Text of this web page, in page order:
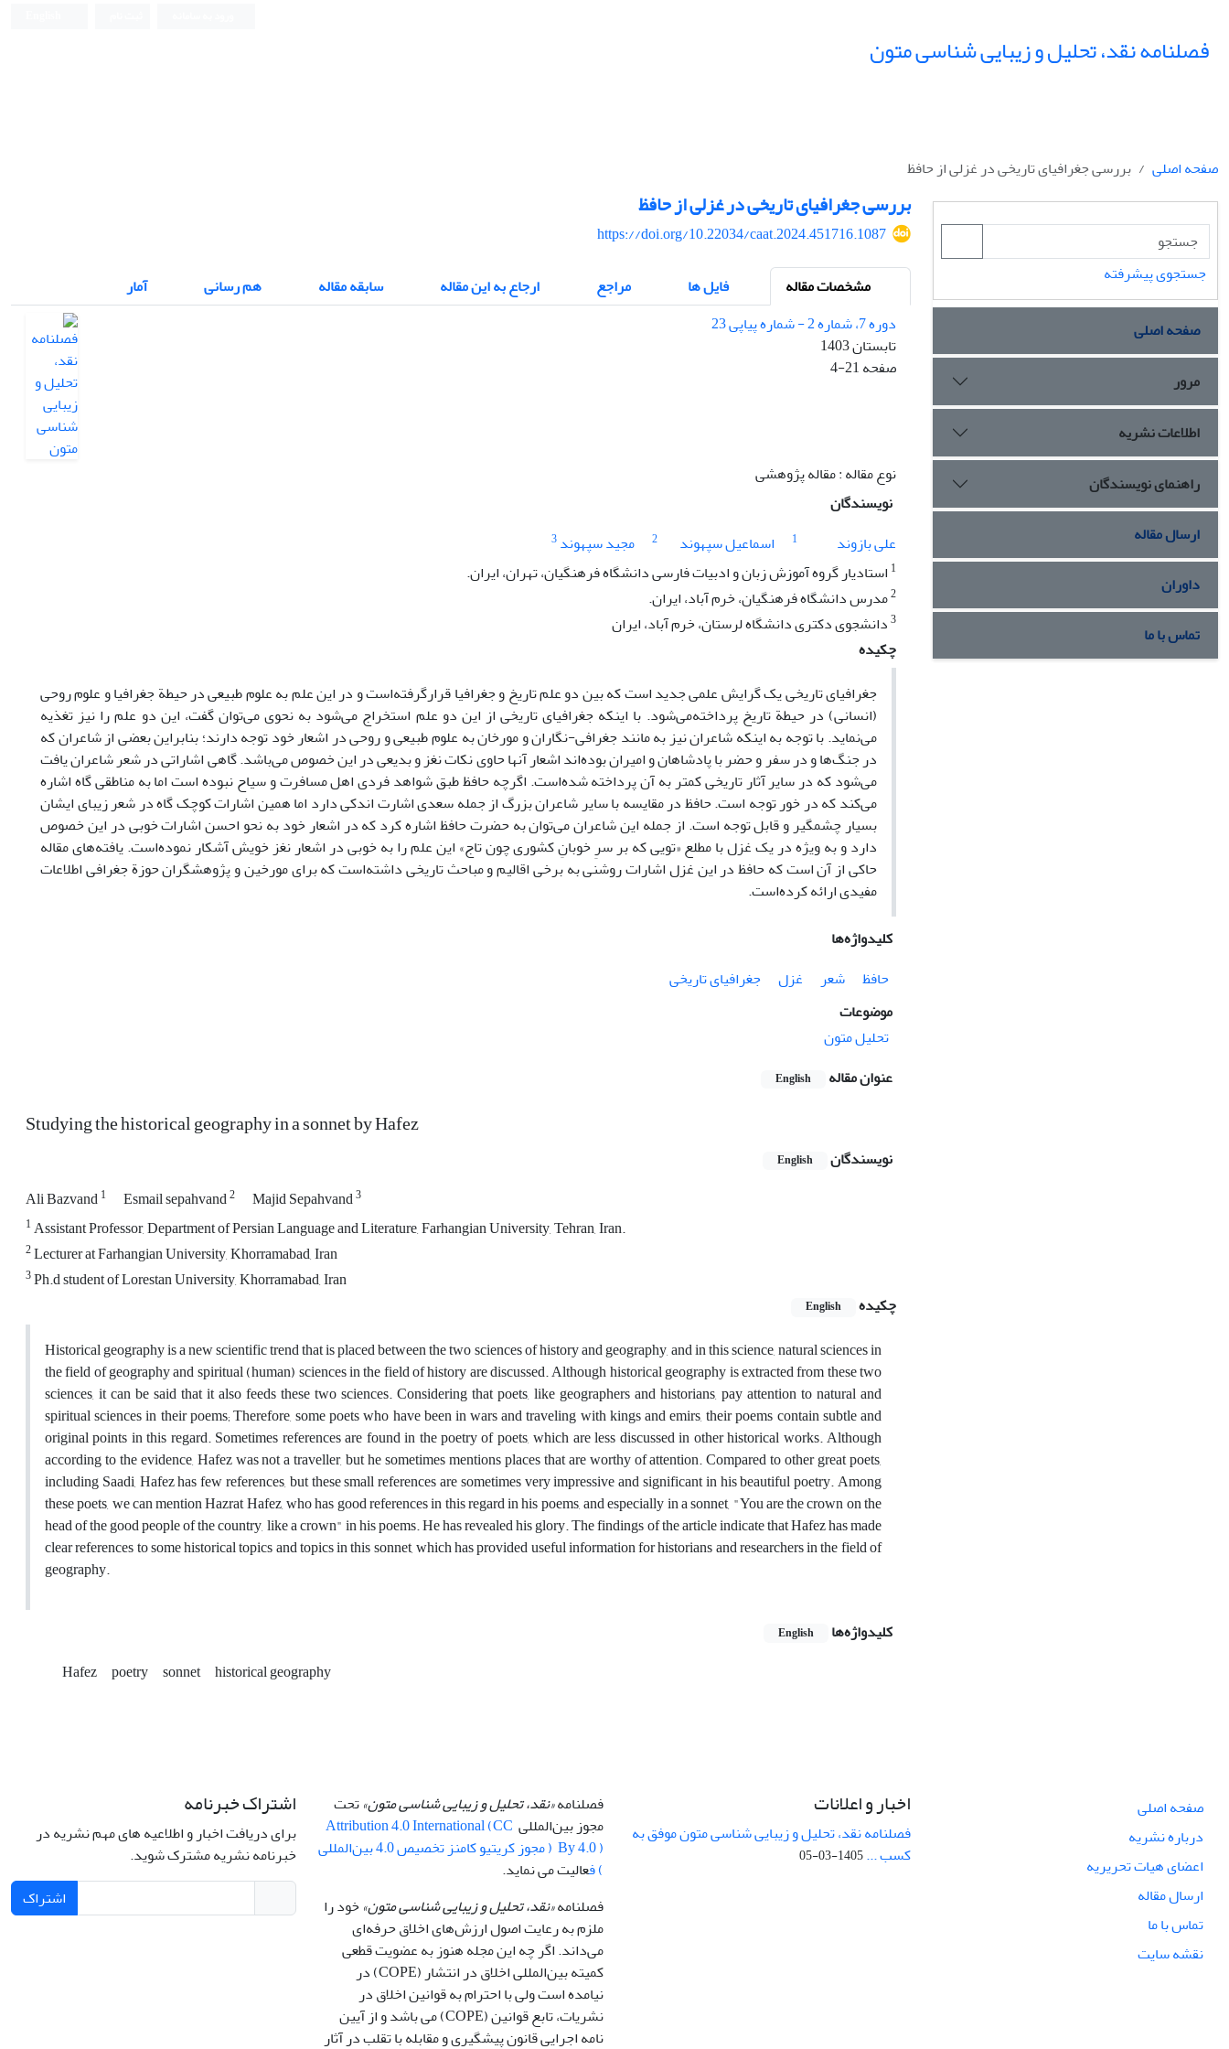
فصلنامه نقد، تحلیل و زیبایی شناسی متون
صفحه اصلی بررسی جغرافیای تاریخی در غزلی از حافظ
بررسی جغرافیای تاریخی در غزلی از حافظ
https://doi.org/10.22034/caat.2024.451716.1087
مشخصات مقاله
فایل ها مراجع ارجاع به این مقاله سابقه مقاله هم رسانی
آمار
دوره 7، شماره 2 - شماره پیاپی 23
تابستان 1403
صفحه4-21
نوع مقاله : مقاله پژوهشی
نویسندگان
علی بازوند
1 اسماعیل سپهوند 2 مجید سپهوند3
1 استادیار گروه آموزش زبان و ادبیات فارسی دانشگاه فرهنگیان، تهران، ایران.
2مدرس دانشگاه فرهنگیان، خرم آباد، ایران.
3دانشجوی دکتری دانشگاه لرستان، خرم آباد، ایران
چکیده
جغرافیای تاریخی یک گرایش علمی جدید است که بین دو علم تاریخ و جغرافیا قرارگرفته‌است و در این علم به علوم طبیعی در حیطة جغرافیا و علوم روحی
(انسانی) در حیطة تاریخ پرداخته‌می‌شود. با اینکه جغرافیای تاریخی از این دو علم استخراج می‌شود به نحوی می‌توان گفت، این دو علم را نیز تغذیه
می‌نماید. با توجه به اینکه شاعران نیز به ‌مانند جغرافی-نگاران و مورخان به علوم طبیعی و روحی در اشعار خود توجه دارند؛ بنابراین بعضی از شاعران که
در جنگ‌ها و در سفر و حضر با پادشاهان و امیران بوده‌اند اشعار آنها حاوی نکات نغز و بدیعی در این خصوص می‌باشد. گاهی اشاراتی در شعر شاعران یافت
می‌شود که در سایر آثار تاریخی کمتر به آن پرداخته شده‌است. اگرچه حافظ طبق شواهد فردی اهل مسافرت و سیاح نبوده است اما به مناطقی گاه اشاره
می‌کند که در خور توجه است. حافظ در مقایسه با سایر شاعران بزرگ از جمله سعدی اشارت اندکی دارد اما همین اشارات کوچک گاه در شعر زیبای ایشان
بسیار چشمگیر و قابل توجه است. از جمله این شاعران می‌توان به حضرت حافظ اشاره کرد که در اشعار خود به نحو احسن اشارات خوبی در این خصوص
دارد و به ویژه در یک غزل با مطلع «تویی که بر سرِ خوبانِ کشوری چون تاج» این علم را به خوبی در اشعار نغز خویش آشکار نموده‌است. یافته‌های مقاله
حاکی از آن است که حافظ در این غزل اشارات روشنی به برخی اقالیم و مباحث تاریخی داشته‌است که برای مورخین و پژوهشگران حوزة جغرافی اطلاعات
مفیدی ارائه کرده‌است.
کلیدواژه‌ها
حافظ
شعر غزل
جغرافیای تاریخی
موضوعات
تحلیل متون
عنوان مقاله
English
Studying the historical geography in a sonnet by Hafez
نویسندگان English
Ali Bazvand1 Esmail sepahvand2 Majid Sepahvand3
1Assistant Professor, Department of Persian Language and Literature, Farhangian University, Tehran, Iran.
2Lecturer at Farhangian University, Khorramabad, Iran
3Ph.d student of Lorestan University, Khorramabad, Iran
چکیده
English
Historical geography is a new scientific trend that is placed between the two sciences of history and geography, and in this science, natural sciences in
the field of geography and spiritual (human) sciences in the field of history are discussed. Although historical geography is extracted from these two
sciences, it can be said that it also feeds these two sciences. Considering that poets, like geographers and historians, pay attention to natural and
spiritual sciences in their poems; Therefore, some poets who have been in wars and traveling with kings and emirs, their poems contain subtle and
original points in this regard. Sometimes references are found in the poetry of poets, which are less discussed in other historical works. Although
according to the evidence, Hafez was not a traveller, but he sometimes mentions places that are worthy of attention. Compared to other great poets,
including Saadi, Hafez has few references, but these small references are sometimes very impressive and significant in his beautiful poetry. Among
these poets, we can mention Hazrat Hafez, who has good references in this regard in his poems, and especially in a sonnet, "You are the crown on the
head of the good people of the country, like a crown" in his poems. He has revealed his glory. The findings of the article indicate that Hafez has made
clear references to some historical topics and topics in this sonnet, which has provided useful information for historians and researchers in the field of
geography.
کلیدواژه‌ها English
Hafez poetry sonnet historical geography
جستجوی پیشرفته
صفحه اصلی
مرور
اطلاعات نشریه
راهنمای نویسندگان
ارسال مقاله
داوران
تماس با ما
صفحه اصلی
درباره نشریه
اعضای هیات تحریریه
ارسال مقاله
تماس با ما
نقشه سایت
اخبار و اعلانات
فصلنامه نقد، تحلیل و زیبایی شناسی متون موفق به
کسب ...1405-03-05
فصلنامه«نقد، تحلیل و زیبایی شناسی متون»تحت
مجوز بین‌المللی Attribution 4.0 International (CC
By 4.0 ) ( مجوز کریتیو کامنز تخصیص 4.0 بین‌المللی
) فعالیت می نماید.
فصلنامه«نقد، تحلیل و زیبایی شناسی متون»خود را
ملزم به رعایت اصول ارزش‌های اخلاق حرفه‌ای
می‌داند. اگر چه این مجله هنوز به عضویت قطعی
کمیته بین‌المللی اخلاق در انتشار (COPE) در
نیامده است ولی با احترام به قوانین اخلاق در
نشریات، تابع قوانین (COPE) می باشد و از آیین
نامه اجرایی قانون پیشگیری و مقابله با تقلب در آثار
اشتراک خبرنامه
برای دریافت اخبار و اطلاعیه های مهم نشریه در
خبرنامه نشریه مشترک شوید.
اشتراک